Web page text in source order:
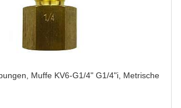
Muffe KV6-G1/4" G1/4"i, Metrische